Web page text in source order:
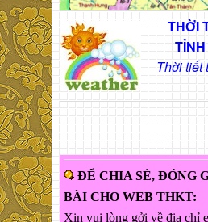
THỜI
Thời tiết
ĐỂ CHIA SẺ, ĐÓNG
BÀI CHO WEB THKT:
Xin vui lòng gởi về địa chỉ